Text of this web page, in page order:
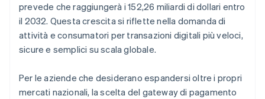
Assistenza clienti
Analisi e reportistica
Reputazione e recensioni
prevede che raggiungerà i 152,26 miliardi di dollari entro
il 2032. Questa crescita si riflette nella domanda di
attività e consumatori per transazioni digitali più veloci,
sicure e semplici su scala globale.
Per le aziende che desiderano espandersi oltre i propri
mercati nazionali, la scelta del gateway di pagamento